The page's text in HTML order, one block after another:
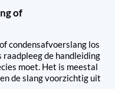
condensafvoerslang los
de handleiding
moet. Het is meestal
de slang voorzichtig uit